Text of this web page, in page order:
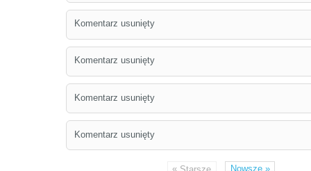
Komentarz usunięty
Komentarz usunięty
Komentarz usunięty
Komentarz usunięty
« Nowsze»